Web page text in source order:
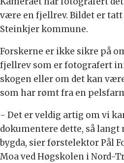
være en fjellrev. Bildet er tatt
Steinkjer kommune.
Forskerne er ikke sikre på
fjellrev som er fotografert
skogen eller om det kan
som har rømt fra en
- Det er veldig artig om vi
dokumentere dette, så langt
bygda, sier førstelektor Pål
Moa ved Høgskolen i Nord-